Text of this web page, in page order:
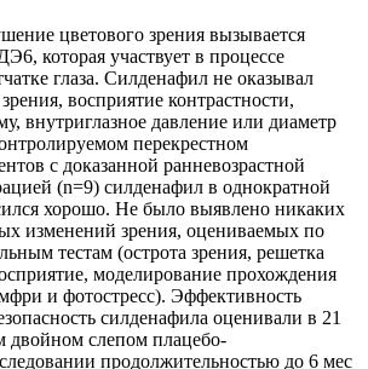
цветового зрения вызывается
которая участвует в процессе
глаза. Силденафил не оказывал
восприятие контрастности,
внутриглазное давление или диаметр
перекрестном
с доказанной ранневозрастной
(n=9) силденафил в однократной
хорошо. Не было выявлено никаких
изменений зрения, оцениваемых по
тестам (острота зрения, решетка
моделирование прохождения
и фотостресс). Эффективность
силденафила оценивали в 21
двойном слепом плацебо-
продолжительностью до 6 мес